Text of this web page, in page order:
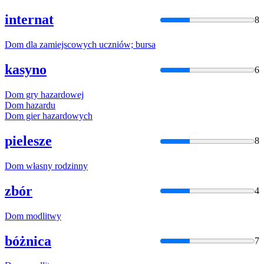
internat 8
Dom dla zamiejscowych uczniów; bursa
kasyno 6
Dom gry hazardowej
Dom hazardu
Dom gier hazardowych
pielesze 8
Dom własny rodzinny
zbór 4
Dom modlitwy
bóżnica 7